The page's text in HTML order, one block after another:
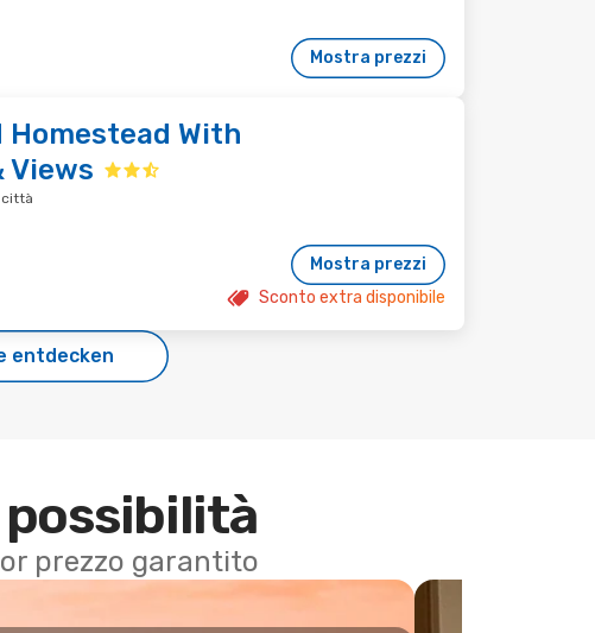
Mostra prezzi
With
Views
città
Mostra prezzi
Sconto extra disponibile
entdecken
prezzo garantito